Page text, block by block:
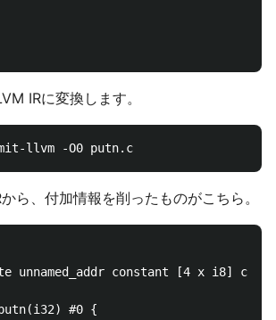
IRに変換します。
ら、付加情報を削ったものがこちら。
unnamed_addr constant [4 x i8]
#0 {